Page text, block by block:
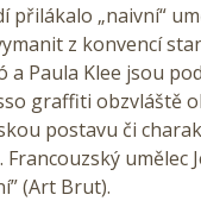
přilákalo „naivní“
z konvencí
a Paula Klee jsou
graffiti obzvláště
postavu či
(Art Brut).